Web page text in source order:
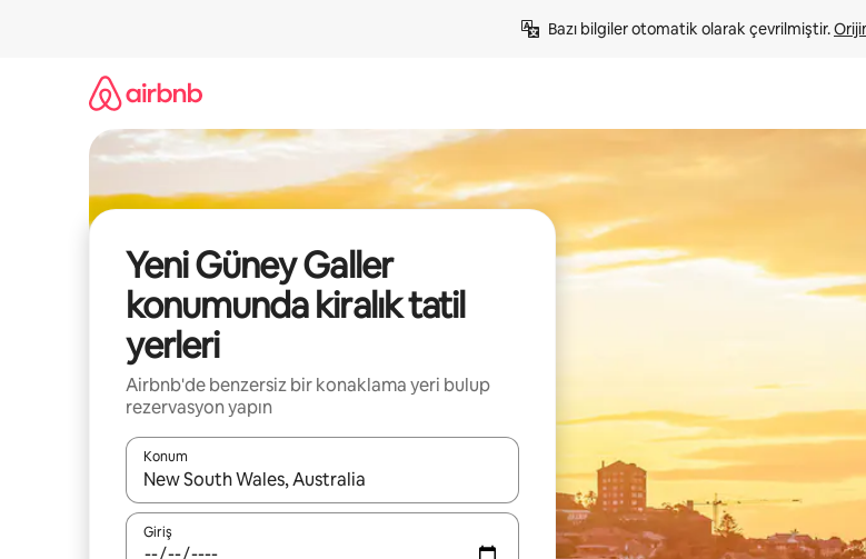
Bazı bilgiler otomatik olarak çevrilmiştir.
Yeni Güney Galler
konumunda kiralık tatil
yerleri
Airbnb'de benzersiz bir konaklama yeri bulup
rezervasyon yapın
Konum
Sonuçlar kullanılabilir olduğunda yukarı ve aşağı oklarıyla gezinin veya dokunarak ya da kaydırma
Giriş